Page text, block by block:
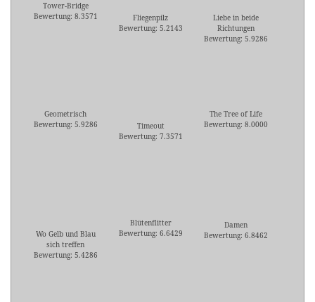
Tower-Bridge
Bewertung: 8.3571
Fliegenpilz
Bewertung: 5.2143
Liebe in beide
Richtungen
Bewertung: 5.9286
Geometrisch
Bewertung: 5.9286
Timeout
Bewertung: 7.3571
The Tree of Life
Bewertung: 8.0000
Wo Gelb und Blau
sich treffen
Bewertung: 5.4286
Blütenflitter
Bewertung: 6.6429
Damen
Bewertung: 6.8462